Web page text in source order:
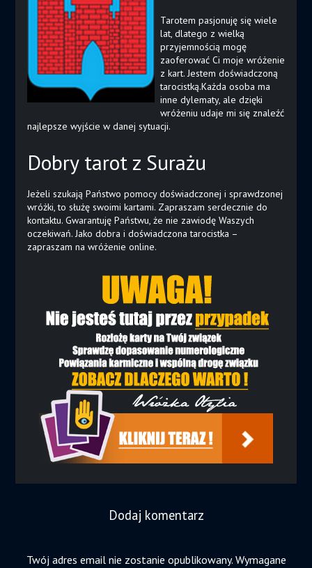
Tarotem pasjonuję się wiele
lat, dlatego z wielką
przyjemnością mogę
zaoferować Ci moje wróżenie
z kart. Jestem doświadczoną
tarocistką.Każda osoba ma
inne dylematy, ale dzięki
wróżeniu udaje mi się znaleźć
najlepsze wyjście w danej sytuacji.
Dobry tarot z Surażu
Jeżeli szukają Państwo pomocy doświadczonej i sprawdzonej
wróżki, to służę swoimi kartami. Zapraszam serdecznie do
kontaktu. Gwarantuję Państwu, że nie zawiodę Waszych
oczekiwań. Jako dobra i doświadczona tarocistka –
zapraszam na wróżenie online.
Dodaj komentarz
Twój adres email nie zostanie opublikowany. Wymagane